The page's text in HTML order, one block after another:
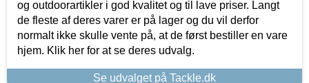
og outdoorartikler i god kvalitet og til lave priser. Langt
de fleste af deres varer er på lager og du vil derfor
normalt ikke skulle vente på, at de først bestiller en vare
hjem. Klik her for at se deres udvalg.
Se udvalget på Tackle.dk